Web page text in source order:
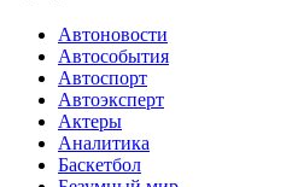
Автоновости
Автособытия
Автоспорт
Автоэксперт
Актеры
Аналитика
Баскетбол